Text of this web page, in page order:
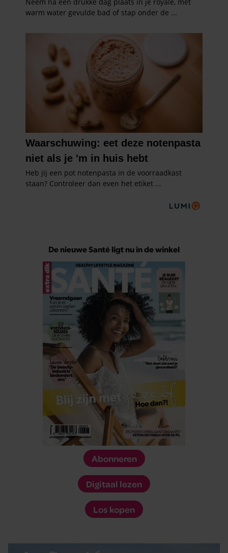
De nieuwe Santé ligt nu in de winkel
Abonneren
Digitaal lezen
Los kopen